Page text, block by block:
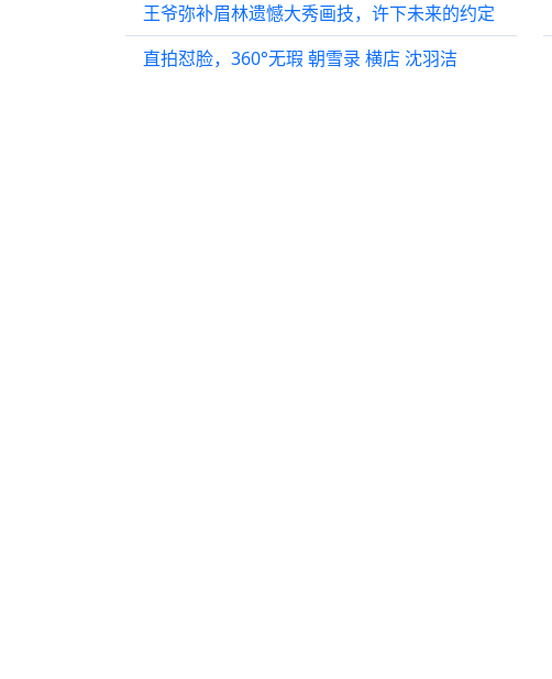
王爷弥补眉林遗憾大秀画技，许下未来的约定
直拍怼脸，360°无瑕 朝雪录 横店 沈羽洁